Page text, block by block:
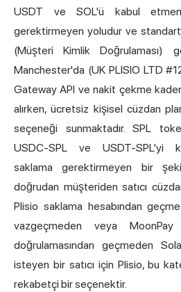
USDT ve SOL'ü kabul
gerektirmeyen yoludur ve standart
(Müşteri Kimlik Doğrulaması)
Manchester'da (UK PLISIO LTD
Gateway API ve nakit çekme
alırken, ücretsiz kişisel cüzdan
seçeneği sunmaktadır. SPL
USDC-SPL ve USDT-SPL'yi
saklama gerektirmeyen bir
doğrudan müşteriden satıcı
Plisio saklama hesabından
vazgeçmeden veya
doğrulamasından geçmeden
isteyen bir satıcı için Plisio, bu
rekabetçi bir seçenektir.